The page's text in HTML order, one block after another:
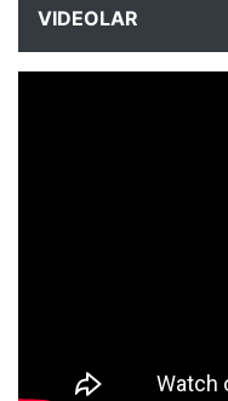
VIDEOLAR
NYXmag 2. Yaş